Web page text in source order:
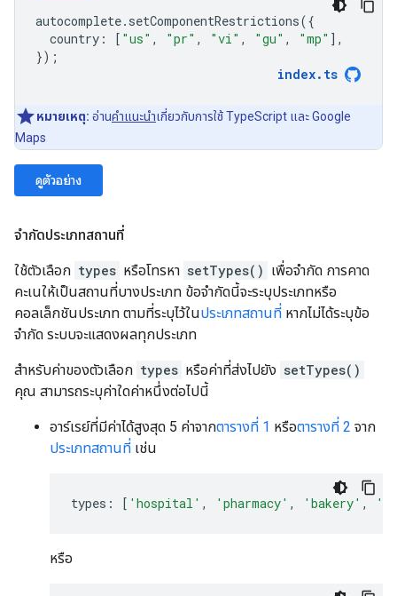
autocomplete. setComponentRestrictions({
country : [ "us" , "pr" , "vi" , "gu" , "mp" ],
});
index. ts
หมายเหตุ: อ่านคำแนะนำเกี่ยวกับการใช้ TypeScript และ Google
Maps
ดูตัวอย่าง
จำกัดประเภทสถานที่
ใช้ตัวเลือก types หรือโทรหา setTypes() เพื่อจำกัด การคาด
คะเนให้เป็นสถานที่บางประเภท ข้อจำกัดนี้จะระบุประเภทหรือ
คอลเล็กชันประเภท ตามที่ระบุไว้ในประเภทสถานที่ หากไม่ได้ระบุข้อ
จำกัด ระบบจะแสดงผลทุกประเภท
สำหรับค่าของตัวเลือก types หรือค่าที่ส่งไปยัง setTypes()
คุณ สามารถระบุค่าใดค่าหนึ่งต่อไปนี้
อาร์เรย์ที่มีค่าได้สูงสุด 5 ค่าจากตารางที่ 1 หรือตารางที่ 2 จาก
ประเภทสถานที่ เช่น
types : [ 'hospital' , 'pharmacy' , 'bakery' ,
หรือ